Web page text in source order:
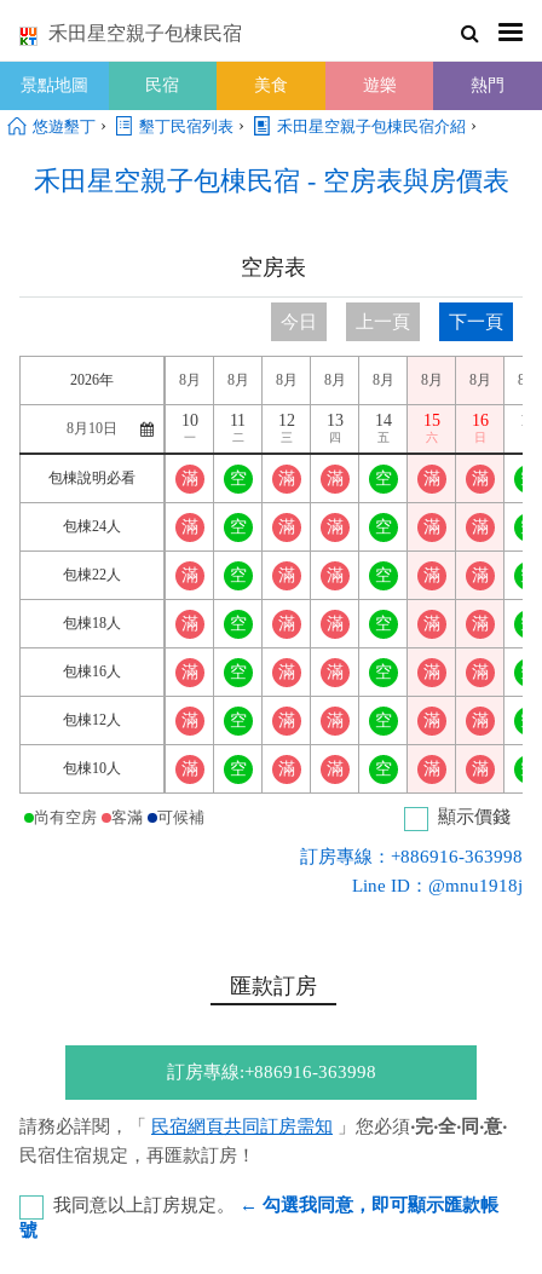
禾田星空親子包棟民宿
景點地圖 民宿 美食 遊樂 熱門
悠遊墾丁 › 墾丁民宿列表 › 禾田星空親子包棟民宿介紹 ›
禾田星空親子包棟民宿 - 空房表與房價表
空房表
今日 上一頁 下一頁
2026年
包棟說明必看
包棟24人
包棟22人
包棟18人
包棟16人
包棟12人
包棟10人
8月
10
一
滿
滿
滿
滿
滿
滿
滿
8月
11
二
空
空
空
空
空
空
空
8月
12
三
滿
滿
滿
滿
滿
滿
滿
8月
13
四
滿
滿
滿
滿
滿
滿
滿
8月
14
五
空
空
空
空
空
空
空
8月
15
六
滿
滿
滿
滿
滿
滿
滿
8月
16
日
滿
滿
滿
滿
滿
滿
滿
8月
17
空
空
空
空
空
空
空
尚有空房 客滿 可候補 顯示價錢
訂房專線：+886916-363998
Line ID：@mnu1918j
匯款訂房
訂房專線:+886916-363998
請務必詳閱，「 民宿網頁共同訂房需知 」您必須‧完‧全‧同‧意‧
民宿住宿規定，再匯款訂房！
我同意以上訂房規定。
← 勾選我同意，即可顯示匯款帳
號